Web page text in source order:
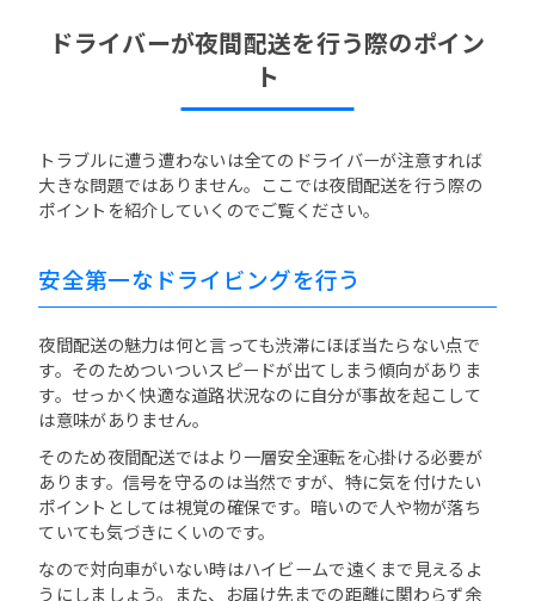
ドライバーが夜間配送を行う際のポイン
ト
トラブルに遭う遭わないは全てのドライバーが注意すれば
大きな問題ではありません。ここでは夜間配送を行う際の
ポイントを紹介していくのでご覧ください。
安全第一なドライビングを行う
夜間配送の魅力は何と言っても渋滞にほぼ当たらない点で
す。そのためついついスピードが出てしまう傾向がありま
す。せっかく快適な道路状況なのに自分が事故を起こして
は意味がありません。
そのため夜間配送ではより一層安全運転を心掛ける必要が
あります。信号を守るのは当然ですが、特に気を付けたい
ポイントとしては視覚の確保です。暗いので人や物が落ち
ていても気づきにくいのです。
なので対向車がいない時はハイビームで遠くまで見えるよ
うにしましょう。また、お届け先までの距離に関わらず余